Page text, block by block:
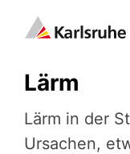
Lärm
Lärm in der
Ursachen,